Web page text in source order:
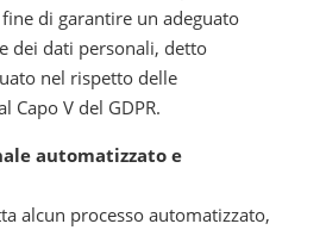
di garantire un adeguato
dei dati personali, detto
nel rispetto delle
Capo V del GDPR.
automatizzato e
alcun processo automatizzato,